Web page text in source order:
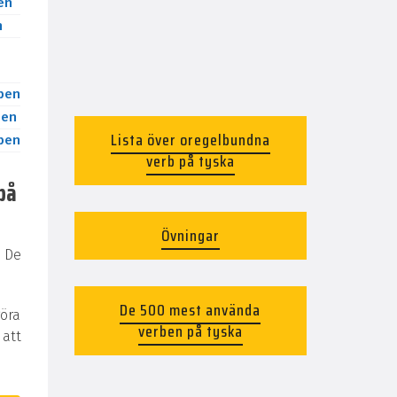
att
Lista över oregelbundna
verb på tyska
Övningar
De 500 mest använda
verben på tyska